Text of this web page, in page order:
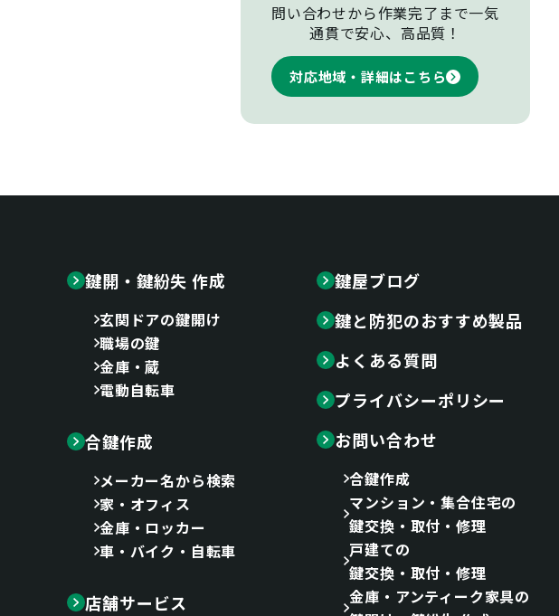
問い合わせから作業完了まで一気
通貫で安心、高品質！
対応地域・詳細はこちら
鍵開・鍵紛失 作成
玄関ドアの鍵開け
職場の鍵
金庫・蔵
電動自転車
合鍵作成
メーカー名から検索
家・オフィス
金庫・ロッカー
車・バイク・自転車
店舗サービス
鍵屋ブログ
鍵と防犯のおすすめ製品
よくある質問
プライバシーポリシー
お問い合わせ
合鍵作成
マンション・集合住宅の
鍵交換・取付・修理
戸建ての
鍵交換・取付・修理
金庫・アンティーク家具の